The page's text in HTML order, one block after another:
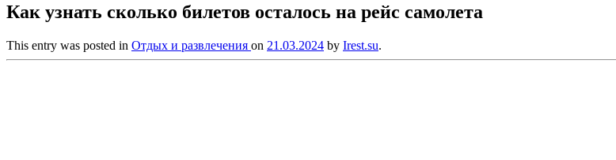
Как узнать сколько билетов осталось на рейс самолета
This entry was posted in Отдых и развлечения on 21.03.2024 by Irest.su.